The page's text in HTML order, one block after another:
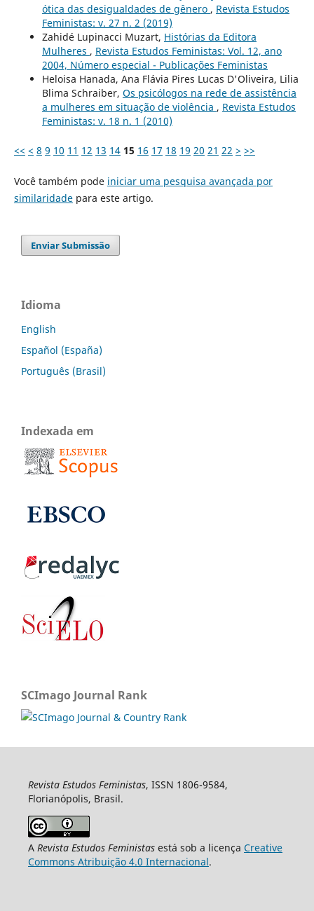
ótica das desigualdades de gênero , Revista Estudos
Feministas: v. 27 n. 2 (2019)
Zahidé Lupinacci Muzart, Histórias da Editora
Mulheres , Revista Estudos Feministas: Vol. 12, ano
2004, Número especial - Publicações Feministas
Heloisa Hanada, Ana Flávia Pires Lucas D'Oliveira, Lilia
Blima Schraiber, Os psicólogos na rede de assistência
a mulheres em situação de violência , Revista Estudos
Feministas: v. 18 n. 1 (2010)
<< < 8 9 10 11 12 13 14 15 16 17 18 19 20 21 22 > >>
Você também pode iniciar uma pesquisa avançada por
similaridadepara este artigo.
Enviar Submissão
Idioma
English
Español (España)
Português (Brasil)
Indexada em
SCImago Journal Rank
Revista Estudos Feministas, ISSN 1806-9584,
Florianópolis, Brasil.
A Revista Estudos Feministasestá sob a licença Creative
Commons Atribuição 4.0 Internacional.